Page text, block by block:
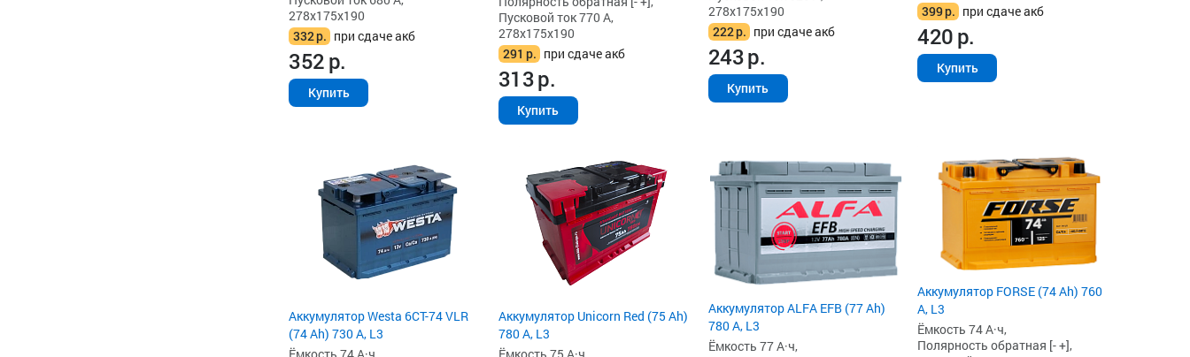
278x175x190
332р. при сдаче акб
352р.
Купить
Пусковой ток 770 А,
278x175x190
291 р. при сдаче акб
313р.
Купить
278x175x190
222р. при сдаче акб
243р.
Купить
399р. при сдаче акб
420р.
Купить
Аккумулятор Westa 6СТ-74 VLR
(74 Ah) 730 А, L3
Аккумулятор Unicorn Red (75 Ah)
780 А, L3
Аккумулятор ALFA EFB (77 Ah)
780 А, L3
Ёмкость 77 А·ч,
Аккумулятор FORSE (74 Ah) 760
А, L3
Ёмкость 74 А·ч,
Полярность обратная [- +],